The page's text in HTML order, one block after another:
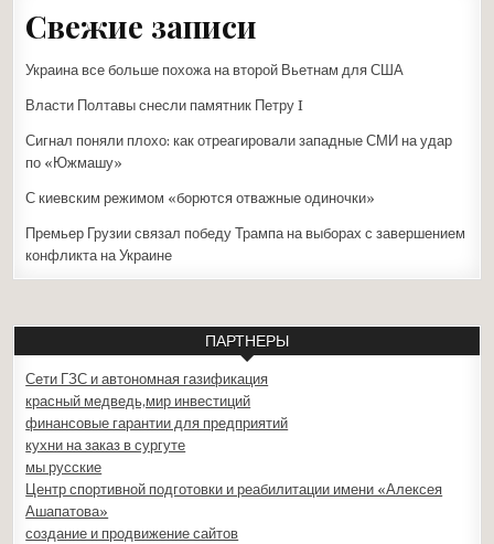
Свежие записи
Украина все больше похожа на второй Вьетнам для США
Власти Полтавы снесли памятник Петру I
Сигнал поняли плохо: как отреагировали западные СМИ на удар
по «Южмашу»
С киевским режимом «борются отважные одиночки»
Премьер Грузии связал победу Трампа на выборах с завершением
конфликта на Украине
ПАРТНЕРЫ
Сети ГЗС и автономная газификация
красный медведь,мир инвестиций
финансовые гарантии для предприятий
кухни на заказ в сургуте
мы русские
Центр спортивной подготовки и реабилитации имени «Алексея
Ашапатова»
создание и продвижение сайтов